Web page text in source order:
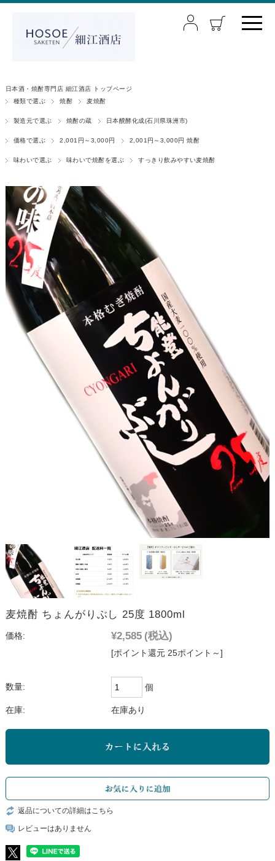
日本酒・焼酎専門店 細江酒店 トップページ
種類で選ぶ
焼酎 麦焼酎
製造元で選ぶ 焼酎の蔵 日本醗酵化成(石川県珠洲市)
価格で選ぶ 2,001円～3,000円 2,001円～3,000円 焼酎
味わいで選ぶ 味わいで焼酎を選ぶ すっきり飲みやすい麦焼酎
麦焼酎 ちょんがりぶし 25度 1800ml
価格: ¥2,585 (税込)
[ポイント還元 25ポイント～]
数量: 個
在庫: 在庫あり
返品についての詳細はこちら
レビューはありません